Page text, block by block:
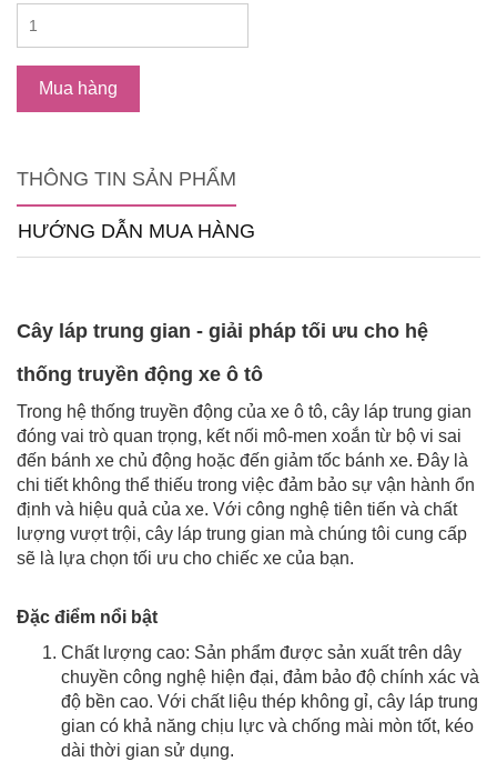
Mua hàng
THÔNG TIN SẢN PHẨM
HƯỚNG DẪN MUA HÀNG
Cây láp trung gian - giải pháp tối ưu cho hệ
thống truyền động xe ô tô
Trong hệ thống truyền động của xe ô tô, cây láp trung gian
đóng vai trò quan trọng, kết nối mô-men xoắn từ bộ vi sai
đến bánh xe chủ động hoặc đến giảm tốc bánh xe. Đây là
chi tiết không thể thiếu trong việc đảm bảo sự vận hành ổn
định và hiệu quả của xe. Với công nghệ tiên tiến và chất
lượng vượt trội, cây láp trung gian mà chúng tôi cung cấp
sẽ là lựa chọn tối ưu cho chiếc xe của bạn.
Đặc điểm nổi bật
Chất lượng cao: Sản phẩm được sản xuất trên dây
chuyền công nghệ hiện đại, đảm bảo độ chính xác và
độ bền cao. Với chất liệu thép không gỉ, cây láp trung
gian có khả năng chịu lực và chống mài mòn tốt, kéo
dài thời gian sử dụng.